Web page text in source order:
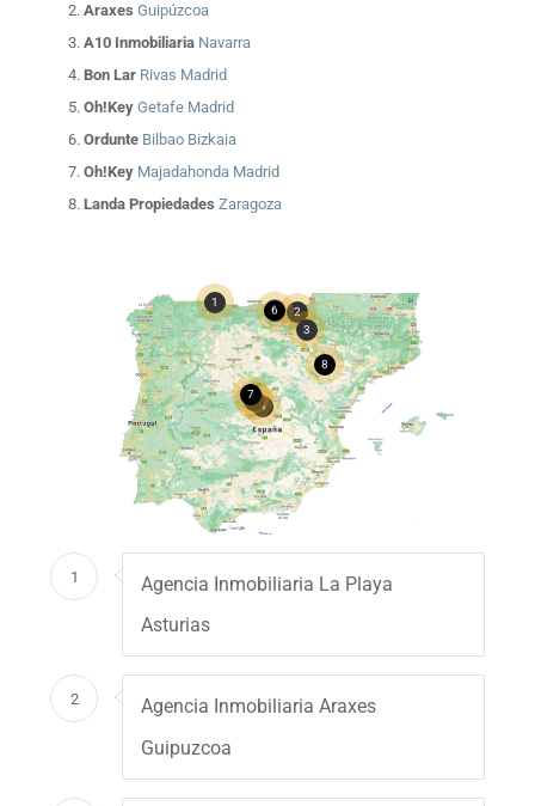
AraxesGuipúzcoa
A10 Inmobiliaria Navarra
Bon Lar Rivas Madrid
Oh!KeyGetafe Madrid
Ordunte Bilbao Bizkaia
Oh!Key Majadahonda Madrid
Landa Propiedades Zaragoza
1
2
3
4
5
6
7
8
1
Agencia Inmobiliaria La Playa
Asturias
2
Agencia Inmobiliaria Araxes
Guipuzcoa